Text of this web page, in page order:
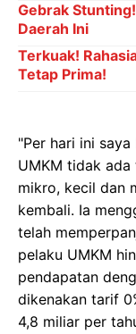
Gebrak
Daerah Ini
Terkuak!
Tetap Prima!
"Per hari ini
UMKM tidak
mikro, kecil dan
kembali. Ia
telah
pelaku UMKM
pendapatan
dikenakan tarif
4,8 miliar per